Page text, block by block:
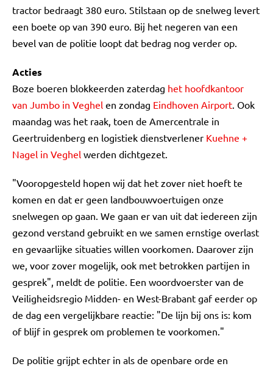
tractor bedraagt 380 euro. Stilstaan op de snelweg levert
een boete op van 390 euro. Bij het negeren van een
bevel van de politie loopt dat bedrag nog verder op.
Acties
Boze boeren blokkeerden zaterdag het hoofdkantoor
van Jumbo in Veghel en zondag Eindhoven Airport. Ook
maandag was het raak, toen de Amercentrale in
Geertruidenberg en logistiek dienstverlener Kuehne +
Nagel in Veghel werden dichtgezet.
"Vooropgesteld hopen wij dat het zover niet hoeft te
komen en dat er geen landbouwvoertuigen onze
snelwegen op gaan. We gaan er van uit dat iedereen zijn
gezond verstand gebruikt en we samen ernstige overlast
en gevaarlijke situaties willen voorkomen. Daarover zijn
we, voor zover mogelijk, ook met betrokken partijen in
gesprek", meldt de politie. Een woordvoerster van de
Veiligheidsregio Midden- en West-Brabant gaf eerder op
de dag een vergelijkbare reactie: "De lijn bij ons is: kom
of blijf in gesprek om problemen te voorkomen."
De politie grijpt echter in als de openbare orde en